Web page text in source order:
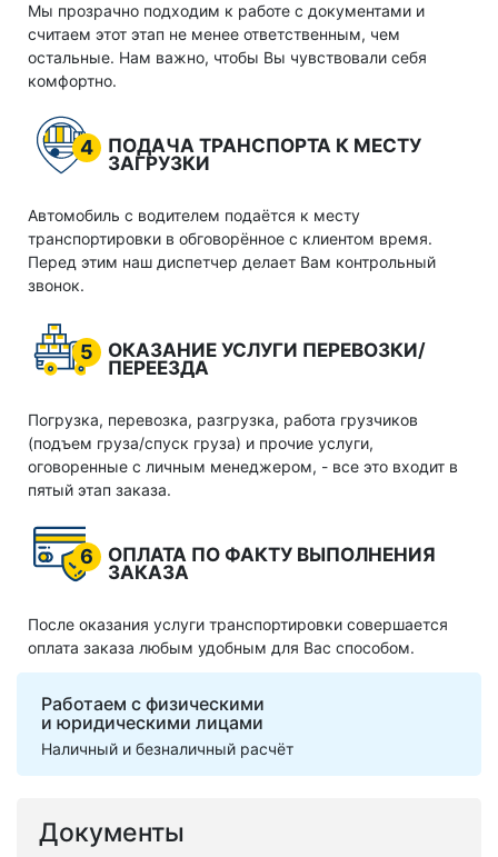
Мы прозрачно подходим к работе с документами и
считаем этот этап не менее ответственным, чем
остальные. Нам важно, чтобы Вы чувствовали себя
комфортно.
4
ПОДАЧА ТРАНСПОРТА К МЕСТУ
ЗАГРУЗКИ
Автомобиль с водителем подаётся к месту
транспортировки в обговорённое с клиентом время.
Перед этим наш диспетчер делает Вам контрольный
звонок.
5
ОКАЗАНИЕ УСЛУГИ ПЕРЕВОЗКИ/
ПЕРЕЕЗДА
Погрузка, перевозка, разгрузка, работа грузчиков
(подъем груза/спуск груза) и прочие услуги,
оговоренные с личным менеджером, - все это входит в
пятый этап заказа.
6
ОПЛАТА ПО ФАКТУ ВЫПОЛНЕНИЯ
ЗАКАЗА
После оказания услуги транспортировки совершается
оплата заказа любым удобным для Вас способом.
Работаем с физическими
и юридическими лицами
Наличный и безналичный расчёт
Документы